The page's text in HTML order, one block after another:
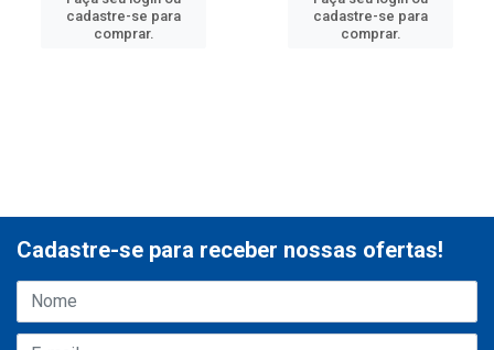
cadastre-se para
comprar.
cadastre-se para
comprar.
Cadastre-se para receber nossas ofertas!